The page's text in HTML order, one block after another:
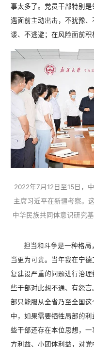
事太多了。党员干部特别
遇面前主动出击，不犹豫
诿、不逃避；在风险面前积
2022年7月12日至15日，
主席习近平在新疆考察。
中华民族共同体意识研究
担当和斗争是一种格
当更为可贵。当年我在宁
复建设严重的问题进行治
些干部对此想不通、有怨
部只能服从全省乃至全国
中，如果需要牺牲局部的
些干部还存在本位思想，
方利益、小团体利益，对